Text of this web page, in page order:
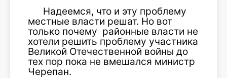
Надеемся, что и эту проблему
местные власти решат. Но вот
только почему районные власти не
хотели решить проблему участника
Великой Отечественной войны до
тех пор пока не вмешался министр
Черепан.